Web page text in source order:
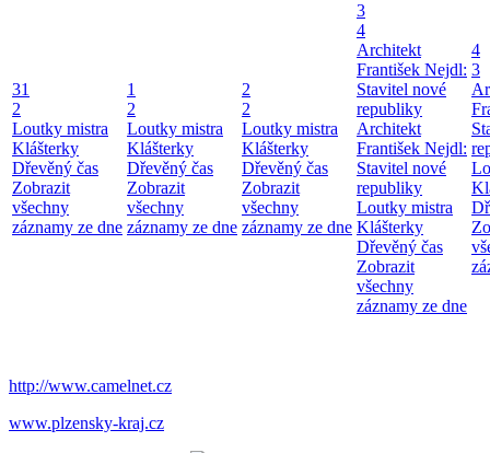
31
2
Loutky mistra
Klášterky
Dřevěný čas
Zobrazit
všechny
záznamy ze dne
1
2
Loutky mistra
Klášterky
Dřevěný čas
Zobrazit
všechny
záznamy ze dne
2
2
Loutky mistra
Klášterky
Dřevěný čas
Zobrazit
všechny
záznamy ze dne
3
4
Architekt
František Nejdl:
Stavitel nové
republiky
Architekt
František Nejdl:
Stavitel nové
republiky
Loutky mistra
Klášterky
Dřevěný čas
Zobrazit
všechny
záznamy ze dne
4
3
http://www.camelnet.cz
www.plzensky-kraj.cz